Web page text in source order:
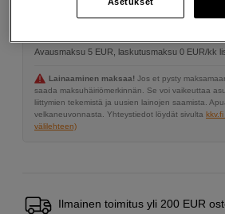
Maksa Svea-erämaksulla
Avausmaksu 5 EUR, laskutusmaksu 0 EUR/kk
Lainaaminen maksaa! Jos et pysty
saada maksuhäiriömerkinnän. Se voi vaikeuttaa
liittymien tekemistä ja uusien lainojen saamista.
velkaneuvonnasta. Yhteystiedot löydät sivulta
välilehteen)
Ilmainen toimitus yli 200 EUR
Asetukset